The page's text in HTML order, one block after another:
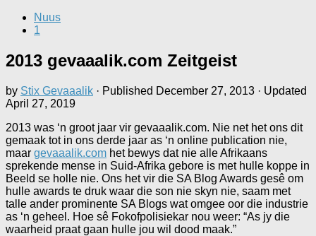
Nuus
1
2013 gevaaalik.com Zeitgeist
by Stix Gevaaalik · Published December 27, 2013 · Updated
April 27, 2019
2013 was ‘n groot jaar vir gevaaalik.com. Nie net het ons dit
gemaak tot in ons derde jaar as ‘n online publication nie,
maar gevaaalik.com het bewys dat nie alle Afrikaans
sprekende mense in Suid-Afrika gebore is met hulle koppe in
Beeld se holle nie. Ons het vir die SA Blog Awards gesê om
hulle awards te druk waar die son nie skyn nie, saam met
talle ander prominente SA Blogs wat omgee oor die industrie
as ‘n geheel. Hoe sê Fokofpolisiekar nou weer: “As jy die
waarheid praat gaan hulle jou wil dood maak.”